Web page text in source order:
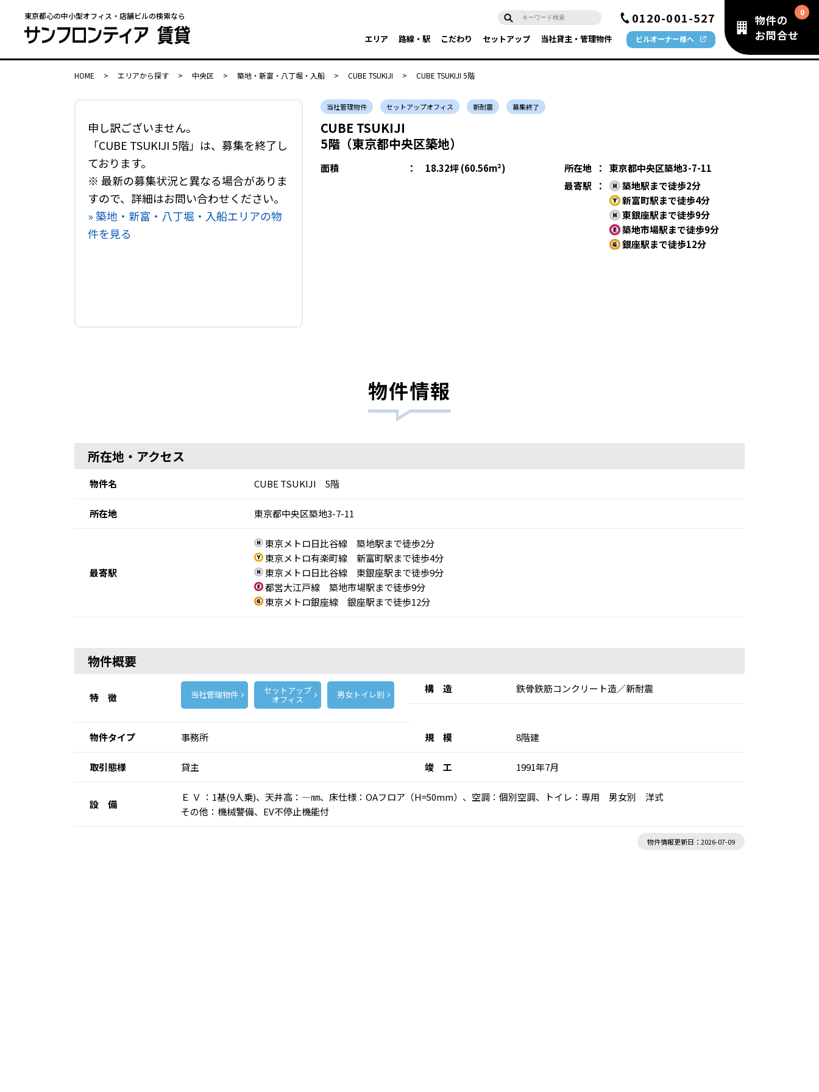
東京都心の中小型オフィス・店舗ビルの検索なら 0120-001-527
エリア 路線・駅 こだわり セットアップ 当社貸主・管理物件 ビルオーナー様へ
物件の
お問合せ
HOME > エリアから探す > 中央区 > 築地・新富・八丁堀・入船 > CUBE TSUKIJI > CUBE TSUKIJI 5階
申し訳ございません。
「CUBE TSUKIJI 5階」は、募集を終了し
ております。
※ 最新の募集状況と異なる場合がありま
すので、詳細はお問い合わせください。
» 築地・新富・八丁堀・入船エリアの物
件を見る
当社管理物件 セットアップオフィス 新耐震 募集終了
CUBE TSUKIJI
5階（東京都中央区築地）
面積 ： 18.32坪 (60.56m²) 所在地 ：
東京都中央区築地3-7-11
最寄駅
：
築地駅まで徒歩2分
新富町駅まで徒歩4分
東銀座駅まで徒歩9分
築地市場駅まで徒歩9分
銀座駅まで徒歩12分
物件情報
所在地・アクセス
物件名 CUBE TSUKIJI 5階
所在地 東京都中央区築地3-7-11
最寄駅
東京メトロ日比谷線 築地駅まで徒歩2分
東京メトロ有楽町線 新富町駅まで徒歩4分
東京メトロ日比谷線 東銀座駅まで徒歩9分
都営大江戸線 築地市場駅まで徒歩9分
東京メトロ銀座線 銀座駅まで徒歩12分
物件概要
特 徴 当社管理物件 セットアップ
オフィス 男女トイレ別 構 造 鉄骨鉄筋コンクリート造／新耐震
物件タイプ 事務所 規 模 8階建
取引態様 貸主 竣 工 1991年7月
設 備
Ｅ Ｖ ：1基(9人乗)、天井高：―㎜、床仕様：OAフロア（H=50mm）、空調：個別空調、トイレ：専用 男女別 洋式
その他：機械警備、EV不停止機能付
物件情報更新日：2026-07-09